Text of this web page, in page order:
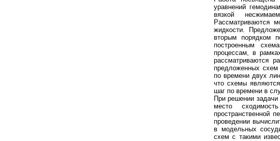
уравнений
вязкой
Рассматриваются
жидкости.
вторым порядком
построенным
процессам, в
рассматриваются
предложенных
по времени двух
что схемы
шаг по времени в
При решении
место
пространственной
проведении
в модельных
схем с такими